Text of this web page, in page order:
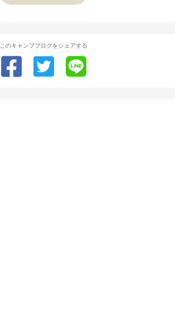
このキャンプブログをシェアする